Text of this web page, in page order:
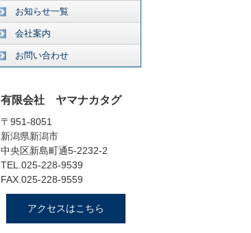
お知らせ一覧
会社案内
お問い合わせ
有限会社 ヤマナカタグ
〒951-8051
新潟県新潟市
中央区新島町通5-2232-2
TEL.025-228-9539
FAX.025-228-9559
アクセスはこちら